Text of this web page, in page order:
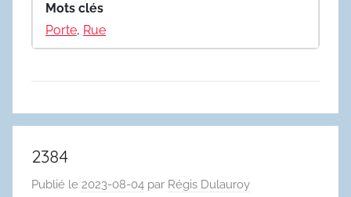
Mots clés
Porte, Rue
2384
Publié le 2023-08-04 par Régis Dulauroy